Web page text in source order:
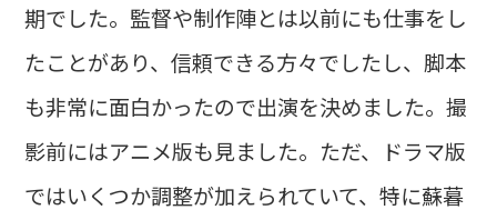
期でした。監督や制作陣とは以前にも仕事をし
たことがあり、信頼できる方々でしたし、脚本
も非常に面白かったので出演を決めました。撮
影前にはアニメ版も見ました。ただ、ドラマ版
ではいくつか調整が加えられていて、特に蘇暮